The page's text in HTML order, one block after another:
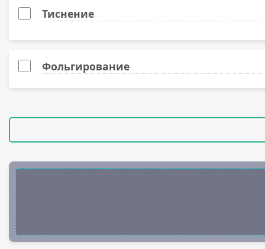
Тиснение
Фольгирование